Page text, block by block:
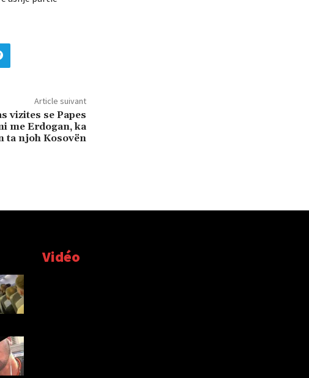
Article suivant
vizites se Papes
me Erdogan, ka
ta njoh Kosovën
Vidéo